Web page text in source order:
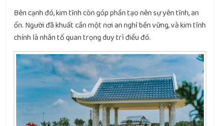
Bên cạnh đó, kim tĩnh còn góp phần tạo nên sự yên tĩnh, an
ổn. Người đã khuất cần một nơi an nghỉ bền vững, và kim tĩnh
chính là nhân tố quan trọng duy trì điều đó.